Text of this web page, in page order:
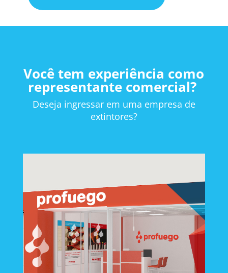
Você tem experiência como
representante comercial?
Deseja ingressar em uma empresa de
extintores?